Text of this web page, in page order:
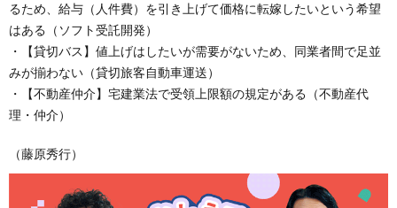
るため、給与（人件費）を引き上げて価格に転嫁したいという希望
はある（ソフト受託開発）
・【貸切バス】値上げはしたいが需要がないため、同業者間で足並
みが揃わない（貸切旅客自動車運送）
・【不動産仲介】宅建業法で受領上限額の規定がある（不動産代
理・仲介）
（藤原秀行）